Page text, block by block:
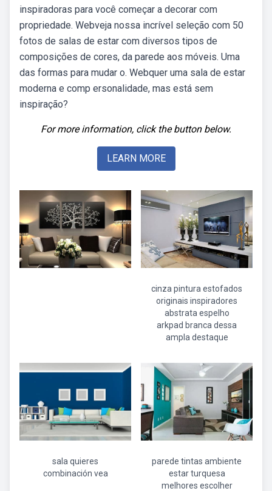
inspiradoras para você começar a decorar com
propriedade. Webveja nossa incrível seleção com 50
fotos de salas de estar com diversos tipos de
composições de cores, da parede aos móveis. Uma
das formas para mudar o. Webquer uma sala de estar
moderna e comp ersonalidade, mas está sem
inspiração?
For more information, click the button below.
LEARN MORE
cinza pintura estofados
originais inspiradores
abstrata espelho
arkpad branca dessa
ampla destaque
sala quieres
combinación vea
parede tintas ambiente
estar turquesa
melhores escolher